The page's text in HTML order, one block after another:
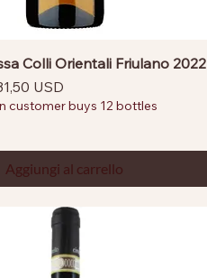
Colli Orientali Friulano 2022
scontato
USD
customer buys 12 bottles
Aggiungi al carrello